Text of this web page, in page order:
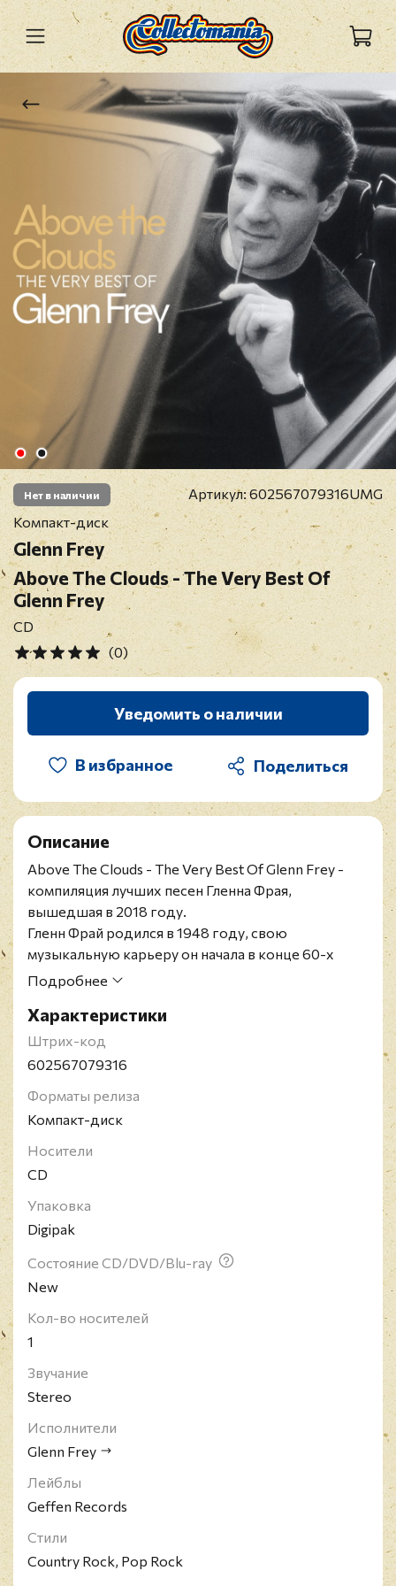
Нет в наличии Артикул: 602567079316UMG
Компакт-диск
Glenn Frey
Above The Clouds - The Very Best Of
Glenn Frey
CD
(0)
Уведомить о наличии
В избранное
Описание
Above The Clouds - The Very Best Of Glenn Frey -
компиляция лучших песен Гленна Фрая,
вышедшая в 2018 году.
Гленн Фрай родился в 1948 году, свою
музыкальную карьеру он начала в конце 60-х
годов. В 1971 году Фрай стал одним из
самых популярных американских коллективов в
истории, после ее распада музыкант начал
успешную сольную карьеру. Два его альбома, No
золотой статус в США, а две песни "The Heat Is On"
(из фильма "Полицейский из Беверли-Хиллз) и
"You Belong To The City" (из сериала "Полиция
Майами: Отдел нравов") в различное время
парада.
Подробнее
Характеристики
Штрих-код
602567079316
Форматы релиза
Компакт-диск
Носители
CD
Упаковка
Digipak
Состояние CD/DVD/Blu-ray
New
Кол-во носителей
1
Звучание
Stereo
Исполнители
Glenn Frey
Лейблы
Geffen Records
Стили
Country Rock, Pop Rock